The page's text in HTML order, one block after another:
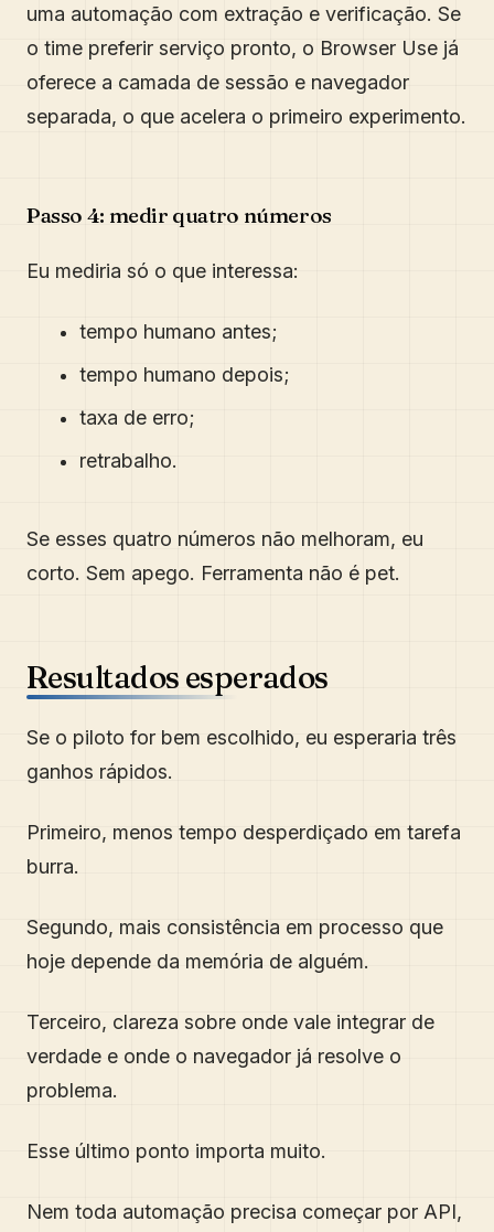
uma automação com extração e verificação. Se
o time preferir serviço pronto, o Browser Use já
oferece a camada de sessão e navegador
separada, o que acelera o primeiro experimento.
Passo 4: medir quatro números
Eu mediria só o que interessa:
tempo humano antes;
tempo humano depois;
taxa de erro;
retrabalho.
Se esses quatro números não melhoram, eu
corto. Sem apego. Ferramenta não é pet.
Resultados esperados
Se o piloto for bem escolhido, eu esperaria três
ganhos rápidos.
Primeiro, menos tempo desperdiçado em tarefa
burra.
Segundo, mais consistência em processo que
hoje depende da memória de alguém.
Terceiro, clareza sobre onde vale integrar de
verdade e onde o navegador já resolve o
problema.
Esse último ponto importa muito.
Nem toda automação precisa começar por API,